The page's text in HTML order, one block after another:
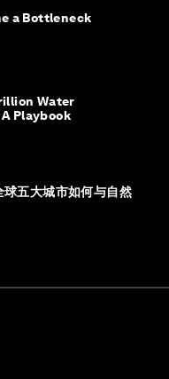
a Bottleneck
Water
Playbook
五大城市如何与自然